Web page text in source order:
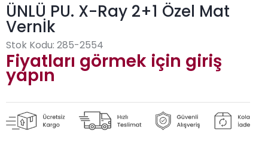
ÜNLÜ PU. X-Ray 2+1 Özel Mat
Vernİk
Stok Kodu: 285-2554
Fiyatları görmek için giriş
yapın